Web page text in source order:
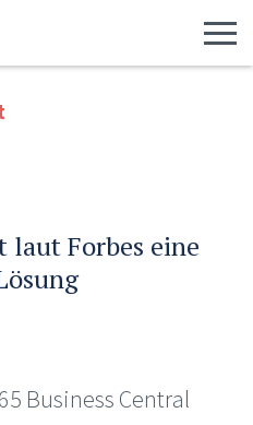
laut Forbes eine
Business Central